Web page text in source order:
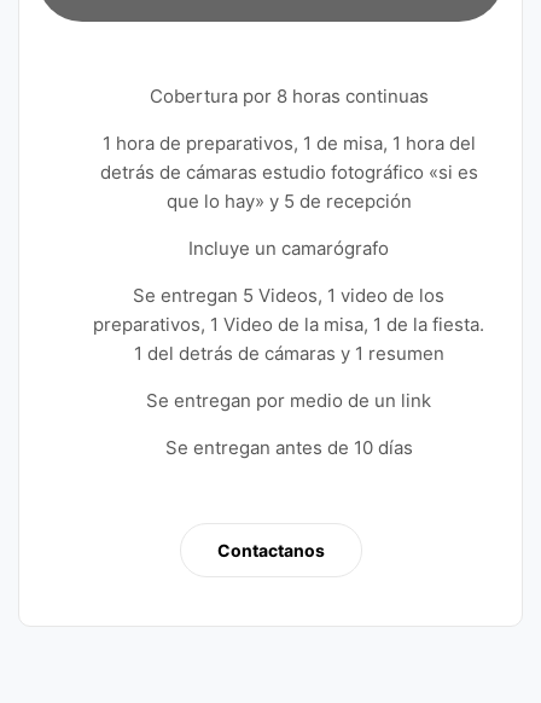
Cobertura por 8 horas continuas
1 hora de preparativos, 1 de misa, 1 hora del
detrás de cámaras estudio fotográfico «si es
que lo hay» y 5 de recepción
Incluye un camarógrafo
Se entregan 5 Videos, 1 video de los
preparativos, 1 Video de la misa, 1 de la fiesta.
1 del detrás de cámaras y 1 resumen
Se entregan por medio de un link
Se entregan antes de 10 días
Contactanos